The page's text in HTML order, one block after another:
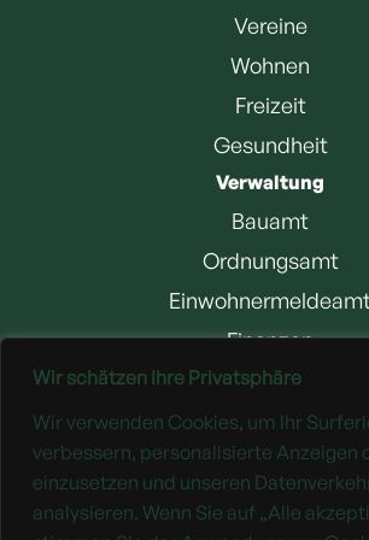
Wir schätzen Ihre Privatsphäre
Wir verwenden Cookies, um Ihr
verbessern, personalisierte Anzeigen
einzusetzen und unseren
analysieren. Wenn Sie auf „Alle
Vereine
Wohnen
Freizeit
Gesundheit
Verwaltung
Bauamt
Ordnungsamt
Finanzen
Jobangebote
Downloads